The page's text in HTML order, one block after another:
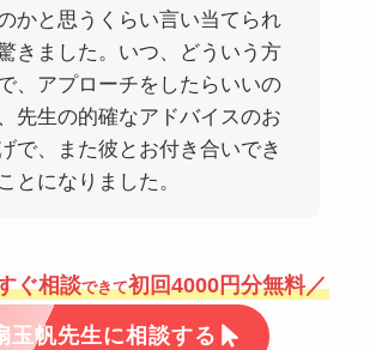
かと思うくらい言い当てられ
きました。いつ、どういう方
、アプローチをしたらいいの
先生の的確なアドバイスのお
で、また彼とお付き合いでき
とになりました。
ぐ相談できて初回4000円分無料／
玉帆先生に相談する